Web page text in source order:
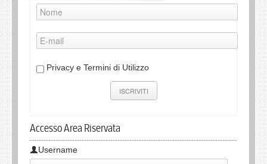
Privacy e Termini di Utilizzo
Accesso Area Riservata
Username